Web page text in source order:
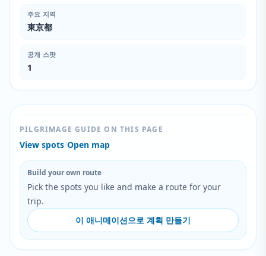
주요 지역
東京都
공개 스팟
1
PILGRIMAGE GUIDE ON THIS PAGE
View spots/Open map
Build your own route
Pick the spots you like and make a route for your
trip.
이 애니메이션으로 계획 만들기